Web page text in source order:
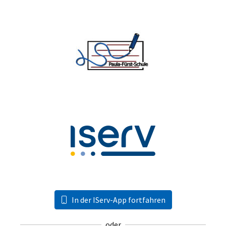
In der IServ-App fortfahren